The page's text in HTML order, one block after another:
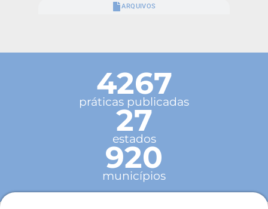
ARQUIVOS
4267
práticas publicadas
27
estados
920
municípios